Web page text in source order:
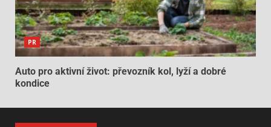
PR
Auto pro aktivní život: převozník kol, lyží a dobré
kondice